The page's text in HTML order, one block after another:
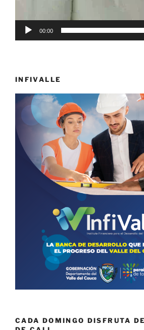
00:00
INFIVALLE
CADA DOMINGO DISFRUTA